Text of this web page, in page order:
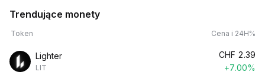
Trendujące monety
Token Cena i 24H%
Lighter
LIT
CHF 2.39
+7.00%